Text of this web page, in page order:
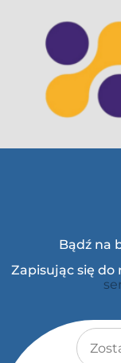
Bądź na
Zapisując się
Adres